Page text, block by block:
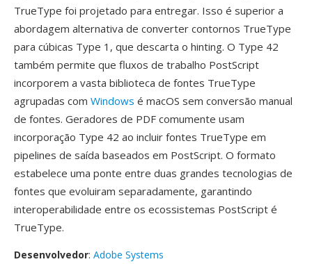
TrueType foi projetado para entregar. Isso é superior a
abordagem alternativa de converter contornos TrueType
para cúbicas Type 1, que descarta o hinting. O Type 42
também permite que fluxos de trabalho PostScript
incorporem a vasta biblioteca de fontes TrueType
agrupadas com Windows é macOS sem conversão manual
de fontes. Geradores de PDF comumente usam
incorporação Type 42 ao incluir fontes TrueType em
pipelines de saída baseados em PostScript. O formato
estabelece uma ponte entre duas grandes tecnologias de
fontes que evoluiram separadamente, garantindo
interoperabilidade entre os ecossistemas PostScript é
TrueType.
Desenvolvedor: Adobe Systems